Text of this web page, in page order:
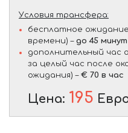
Условия трансфера:
бесплатное
времени) – до 45 минут
дополнительный час
за целый час после
ожидания) – € 70 в час
Цена: 195